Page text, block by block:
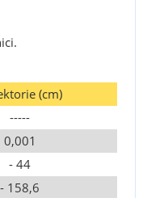
(cm)
-----
0,001
- 44
- 158,6